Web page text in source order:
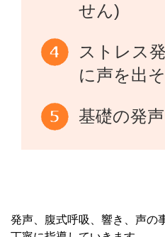
せん)
ストレス
に声を出そ
基礎の発
発声、腹式呼吸、響き、声の